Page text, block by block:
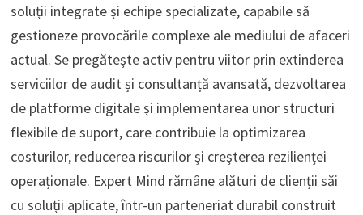
soluții integrate și echipe specializate, capabile să
gestioneze provocările complexe ale mediului de afaceri
actual. Se pregătește activ pentru viitor prin extinderea
serviciilor de audit și consultanță avansată, dezvoltarea
de platforme digitale și implementarea unor structuri
flexibile de suport, care contribuie la optimizarea
costurilor, reducerea riscurilor și creșterea rezilienței
operaționale. Expert Mind rămâne alături de clienții săi
cu soluții aplicate, într-un parteneriat durabil construit